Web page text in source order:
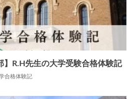
】R.H先生の大学受験合格体験記
合格体験記